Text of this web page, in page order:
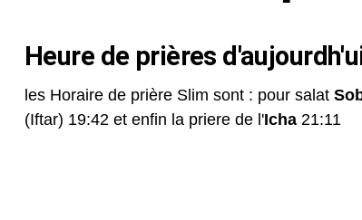
Heure de prières
les Horaire de prière Slim sont : pour salat
(Iftar) 19:42 et enfin la priere de l'Icha 21:11